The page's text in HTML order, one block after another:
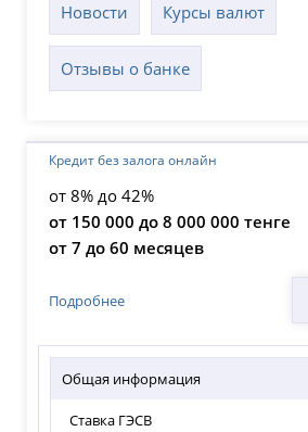
Новости Курсы валют
Отзывы о банке
Кредит без залога онлайн
от 8% до 42%
от 150 000 до 8 000 000 тенге
от 7 до 60 месяцев
Подробнее
Общая информация
Ставка ГЭСВ